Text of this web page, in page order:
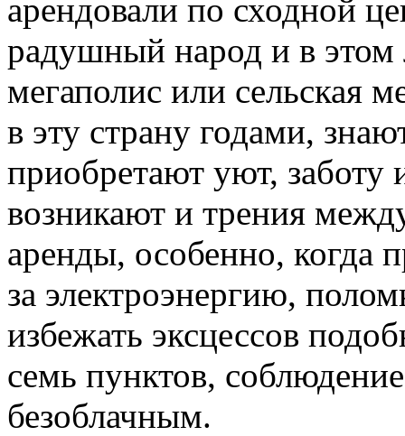
арендовали по сходной
радушный народ и в этом
мегаполис или сельская
в эту страну годами,
приобретают уют, заботу
возникают и трения
аренды, особенно, когда
за электроэнергию,
избежать эксцессов
семь пунктов,
безоблачным.